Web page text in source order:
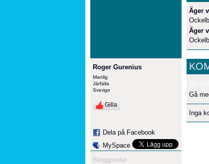
Roger Gurenius
Manlig
Järfälla
Sverige
Gilla
Dela på Facebook
MySpace
Bloggposter
Äger
Äger
Gå
Inga